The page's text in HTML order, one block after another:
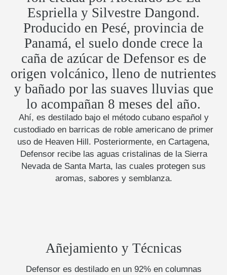
Espriella y Silvestre Dangond.
Producido en Pesé, provincia de
Panamá, el suelo donde crece la
caña de azúcar de Defensor es de
origen volcánico, lleno de nutrientes
y bañado por las suaves lluvias que
lo acompañan 8 meses del año.
Ahí, es destilado bajo el método cubano español y
custodiado en barricas de roble americano de primer
uso de Heaven Hill. Posteriormente, en Cartagena,
Defensor recibe las aguas cristalinas de la Sierra
Nevada de Santa Marta, las cuales protegen sus
aromas, sabores y semblanza.
Añejamiento y Técnicas
Defensor es destilado en un 92% en columnas